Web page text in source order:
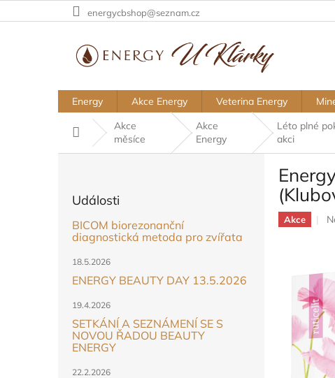
na
energycbshop@seznam.cz
Energy Akce Energy Veterina Energy
Domů Akce
měsíce
Akce
Energy
Léto plné
akci
Události
BICOM biorezonanční
diagnostická metoda pro zvířata
18.5.2026
ENERGY BEAUTY DAY 13.5.2026
19.4.2026
SETKÁNÍ A SEZNÁMENÍ SE S
NOVOU ŘADOU BEAUTY
ENERGY
22.2.2026
Akce
z
5